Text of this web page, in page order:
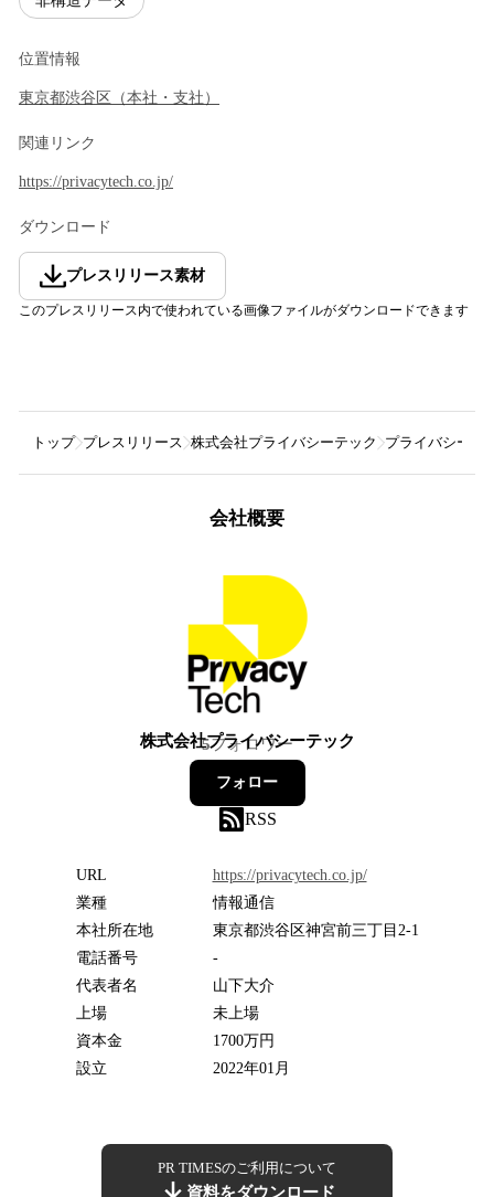
位置情報
東京都渋谷区 （本社・支社 ）
関連リンク
https://privacytech.co.jp/
ダウンロード
プレスリリース素材
このプレスリリース内で使われている画像ファイルがダウンロードできます
トップ プレスリリース 株式会社プライバシーテック プライバシーテ
会社概要
株式会社プライバシーテック
5フォロワー
フォロー
RSS
URL
https://privacytech.co.jp/
業種
情報通信
本社所在地
東京都渋谷区神宮前三丁目2-1
電話番号
-
代表者名
山下大介
上場
未上場
資本金
1700万円
設立
2022年01月
PR TIMESのご利用について
資料をダウンロード